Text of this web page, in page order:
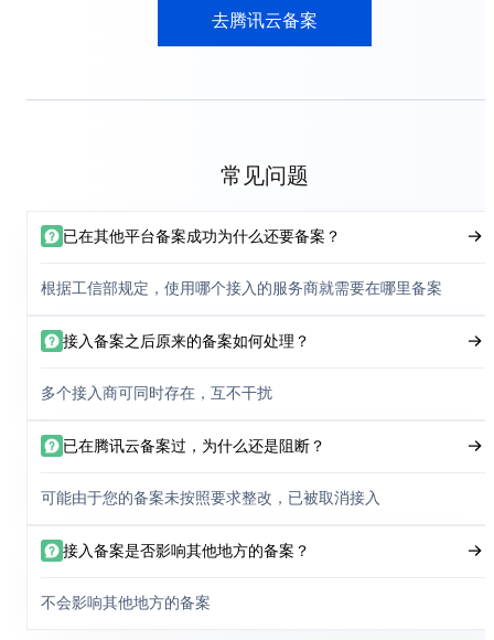
去腾讯云备案
常见问题
已在其他平台备案成功为什么还要备案？
根据工信部规定，使用哪个接入的服务商就需要在哪里备案
接入备案之后原来的备案如何处理？
多个接入商可同时存在，互不干扰
已在腾讯云备案过，为什么还是阻断？
可能由于您的备案未按照要求整改，已被取消接入
接入备案是否影响其他地方的备案？
不会影响其他地方的备案